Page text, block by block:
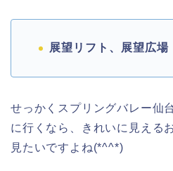
展望リフト、展望広場
せっかくスプリングバレー仙
に行くなら、きれいに見える
見たいですよね(*^^*)